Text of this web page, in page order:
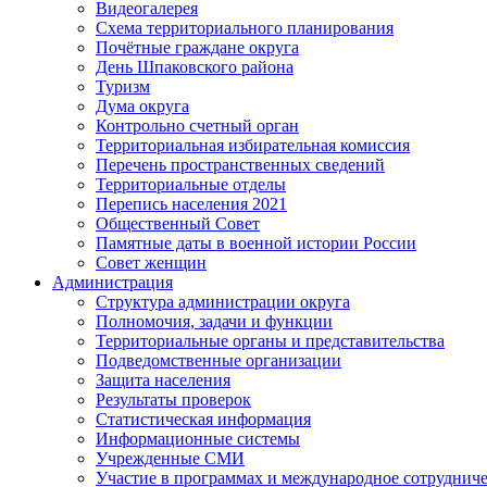
Видеогалерея
Схема территориального планирования
Почётные граждане округа
День Шпаковского района
Туризм
Дума округа
Контрольно счетный орган
Территориальная избирательная комиссия
Перечень пространственных сведений
Территориальные отделы
Перепись населения 2021
Общественный Совет
Памятные даты в военной истории России
Совет женщин
Администрация
Структура администрации округа
Полномочия, задачи и функции
Территориальные органы и представительства
Подведомственные организации
Защита населения
Результаты проверок
Статистическая информация
Информационные системы
Учрежденные СМИ
Участие в программах и международное